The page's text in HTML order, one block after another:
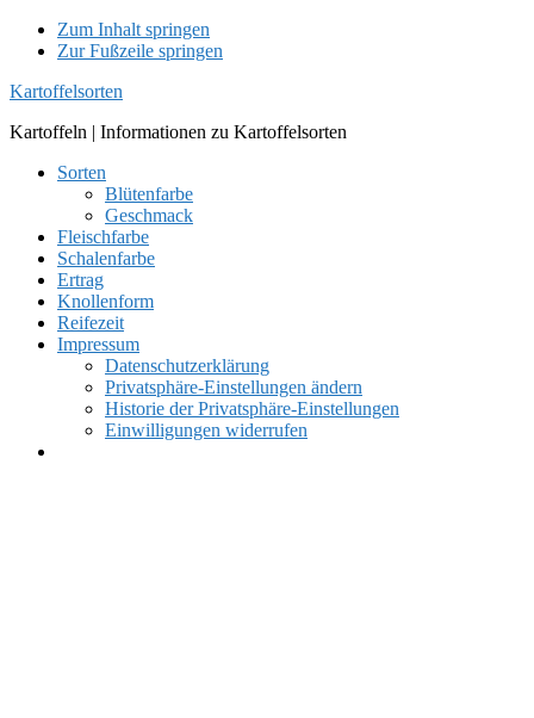
Zum Inhalt springen
Zur Fußzeile springen
Kartoffelsorten
Kartoffeln | Informationen zu Kartoffelsorten
Sorten
Blütenfarbe
Geschmack
Fleischfarbe
Schalenfarbe
Ertrag
Knollenform
Reifezeit
Impressum
Datenschutzerklärung
Privatsphäre-Einstellungen ändern
Historie der Privatsphäre-Einstellungen
Einwilligungen widerrufen